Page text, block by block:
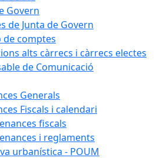
Govern
de Junta de Govern
de comptes
alts càrrecs i càrrecs electes
de Comunicació
Generals
Fiscals i calendari
fiscals
i reglaments
urbanística - POUM